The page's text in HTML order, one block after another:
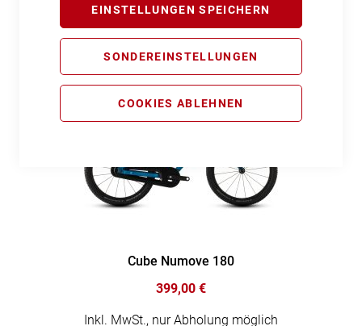
EINSTELLUNGEN SPEICHERN
SONDEREINSTELLUNGEN
COOKIES ABLEHNEN
Cube Numove 180
399,00 €
Inkl. MwSt., nur Abholung möglich